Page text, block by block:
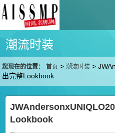
潮流时装
您现在的位置： 首页 >潮流时装 >
出完整Lookbook
Lookbook